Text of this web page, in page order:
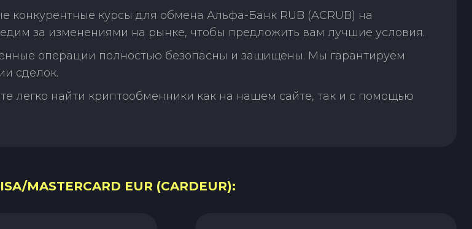
курсы для обмена Альфа-Банк RUB (ACRUB) на
за изменениями на рынке, чтобы предложить вам лучшие условия.
операции полностью безопасны и защищены. Мы гарантируем
сделок.
легко найти криптообменники как на нашем сайте, так и с помощью
EUR (CARDEUR):